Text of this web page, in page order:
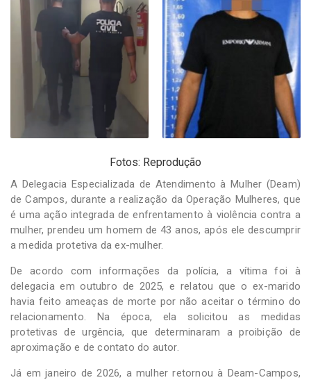
Sistemas
Fotos: Reprodução
A Delegacia Especializada de Atendimento à Mulher (Deam)
de Campos, durante a realização da Operação Mulheres, que
é uma ação integrada de enfrentamento à violência contra a
mulher, prendeu um homem de 43 anos, após ele descumprir
a medida protetiva da ex-mulher.
De acordo com informações da polícia, a vítima foi à
delegacia em outubro de 2025, e relatou que o ex-marido
havia feito ameaças de morte por não aceitar o término do
relacionamento. Na época, ela solicitou as medidas
protetivas de urgência, que determinaram a proibição de
aproximação e de contato do autor.
Já em janeiro de 2026, a mulher retornou à Deam-Campos,